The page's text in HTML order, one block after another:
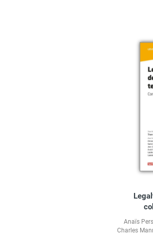
Anaïs
Charles